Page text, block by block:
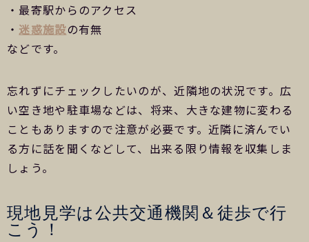
・最寄駅からのアクセス
・ 迷惑施設の有無
などです。
忘れずにチェックしたいのが、近隣地の状況です。広
い空き地や駐車場などは、将来、大きな建物に変わる
こともありますので注意が必要です。近隣に済んでい
る方に話を聞くなどして、出来る限り情報を収集しま
しょう。
現地見学は公共交通機関＆徒歩で行
こう！